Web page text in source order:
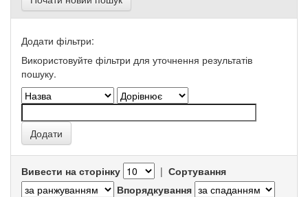
Додати фільтри:
Використовуйте фільтри для уточнення результатів
пошуку.
Вивести на сторінку | Сортування
Впорядкування